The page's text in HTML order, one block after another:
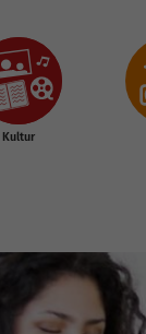
Kultur